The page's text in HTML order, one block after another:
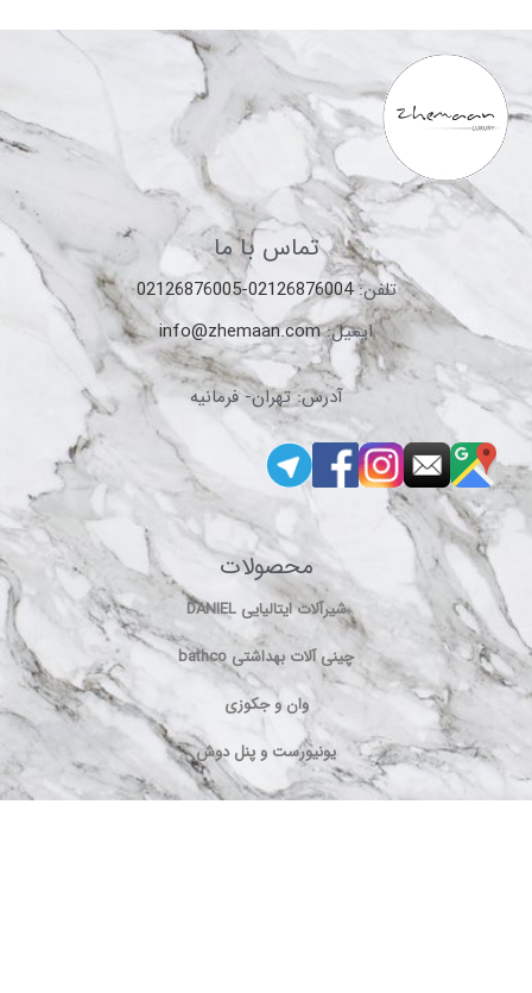
تماس با ما
تلفن:02126876004-02126876005
ایمیل:info@zhemaan.com
آدرس: تهران- فرمانیه
محصولات
شیرآلات ایتالیایی DANIEL
چینی آلات بهداشتی bathco
وان و جکوزی
یونیورست و پنل دوش